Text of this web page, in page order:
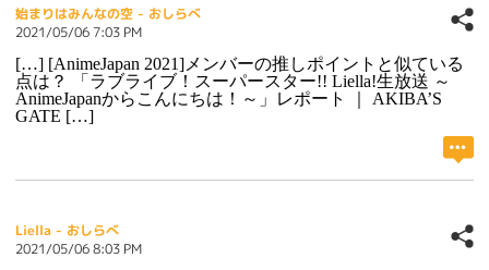
始まりはみんなの空 - おしらべ
2021/05/06 7:03 PM
[…] [AnimeJapan 2021]メンバーの推しポイントと似ている
点は？ 「ラブライブ！スーパースター!! Liella!生放送 ～
AnimeJapanからこんにちは！～」レポート ｜ AKIBA’S
GATE […]
Liella - おしらべ
2021/05/06 8:03 PM